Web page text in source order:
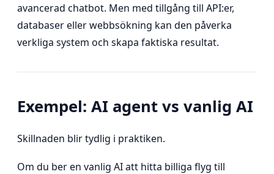
avancerad chatbot. Men med tillgång till API:er,
databaser eller webbsökning kan den påverka
verkliga system och skapa faktiska resultat.
Exempel: AI agent vs vanlig AI
Skillnaden blir tydlig i praktiken.
Om du ber en vanlig AI att hitta billiga flyg till